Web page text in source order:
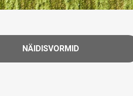
NÄIDISVORMID